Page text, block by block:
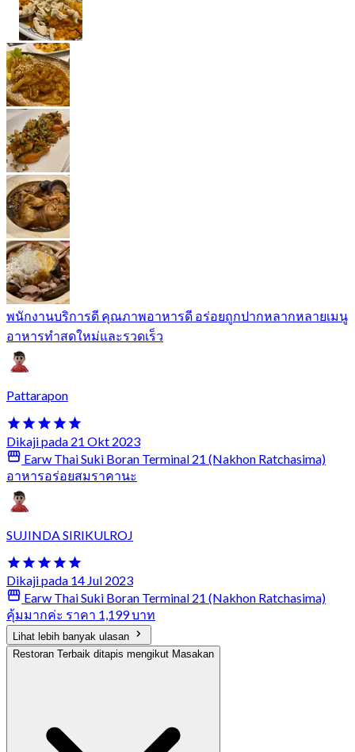
พนักงานบริการดี คุณภาพอาหารดี อร่อยถูกปากหลากหลายเมนู
อาหารทำสดใหม่และรวดเร็ว
Pattarapon
Dikaji pada 21 Okt 2023
Earw Thai Suki Boran Terminal 21 (Nakhon Ratchasima)
อาหารอร่อยสมราคานะ
SUJINDA SIRIKULROJ
Dikaji pada 14 Jul 2023
Earw Thai Suki Boran Terminal 21 (Nakhon Ratchasima)
คุ้มมากค่ะ ราคา 1,199 บาท
Lihat lebih banyak ulasan
Restoran Terbaik ditapis mengikut Masakan